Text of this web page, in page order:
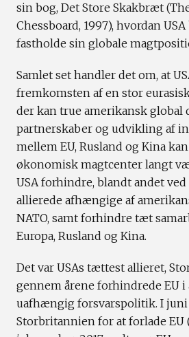
sin bog, Det Store Skakbræt
Chessboard, 1997), hvordan
fastholde sin globale
Samlet set handler det om, at
fremkomsten af en stor
der kan true amerikansk global
partnerskaber og udvikling af
mellem EU, Rusland og Kina
økonomisk magtcenter langt
USA forhindre, blandt andet
allierede afhængige af
NATO, samt forhindre tæt
Europa, Rusland og Kina.
Det var USAs tættest allieret,
gennem årene forhindrede EU
uafhængig forsvarspolitik. I juni
Storbritannien for at forlade EU